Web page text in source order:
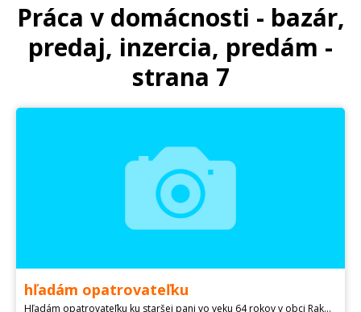
Práca v domácnosti - bazár,
predaj, inzercia, predám -
strana 7
hľadám opatrovateľku
Hľadám opatrovateľku ku staršej pani vo veku 64 rokov v obci Raková na 2-3 hodiny denne. Mzda na hodinu sú 4 eura, vyplácanie po dvoch týždňoch na ruku.